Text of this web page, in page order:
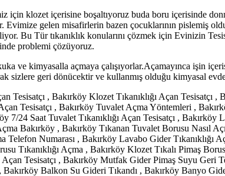
için klozet içerisine boşaltıyoruz buda boru içerisinde
Evimize gelen misafirlerin bazen çocuklarının pislemiş
Bu Tür tıkanıklık konularını çözmek için Evinizin
problemi çözüyoruz.
ve kimyasalla açmaya çalışıyorlar.Açamayınca işin
geri dönücektir ve kullanmış olduğu kimyasal
Tesisatçı , Bakırköy Klozet Tıkanıklığı Açan Tesisatçı
Tesisatçı , Bakırköy Tuvalet Açma Yöntemleri ,
24 Saat Tuvalet Tıkanıklığı Açan Tesisatçı ,
Bakırköy , Bakırköy Tıkanan Tuvalet Borusu Nasıl
Numarası , Bakırköy Lavabo Gider Tıkanıklığı
Tıkanıklığı Açma , Bakırköy Klozet Tıkalı Pimaş
Tesisatçı , Bakırköy Mutfak Gider Pimaş Suyu
Balkon Su Gideri Tıkandı , Bakırköy Banyo